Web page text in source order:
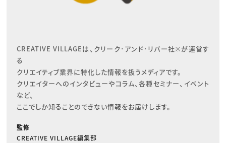
CREATIVE VILLAGEは、クリーク･アンド･リバー社※が運営す
る
クリエイティブ業界に特化した情報を扱うメディアです。
クリエイターへのインタビューやコラム、各種セミナー、イベント
など、
ここでしか知ることのできない情報をお届けします。
監修
CREATIVE VILLAGE編集部